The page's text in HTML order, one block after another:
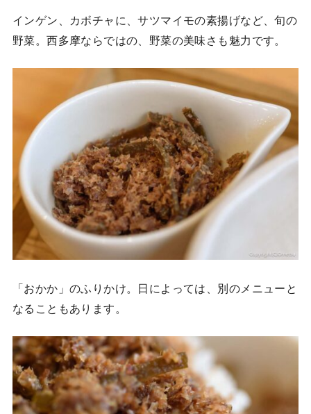
インゲン、カボチャに、サツマイモの素揚げなど、旬の
野菜。西多摩ならではの、野菜の美味さも魅力です。
「おかか」のふりかけ。日によっては、別のメニューと
なることもあります。